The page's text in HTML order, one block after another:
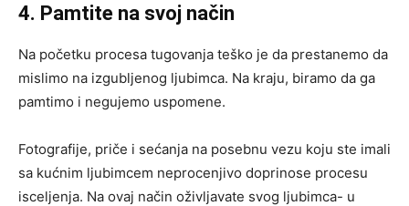
4. Pamtite na svoj način
Na početku procesa tugovanja teško je da prestanemo da
mislimo na izgubljenog ljubimca. Na kraju, biramo da ga
pamtimo i negujemo uspomene.
Fotografije, priče i sećanja na posebnu vezu koju ste imali
sa kućnim ljubimcem neprocenjivo doprinose procesu
isceljenja. Na ovaj način oživljavate svog ljubimca- u